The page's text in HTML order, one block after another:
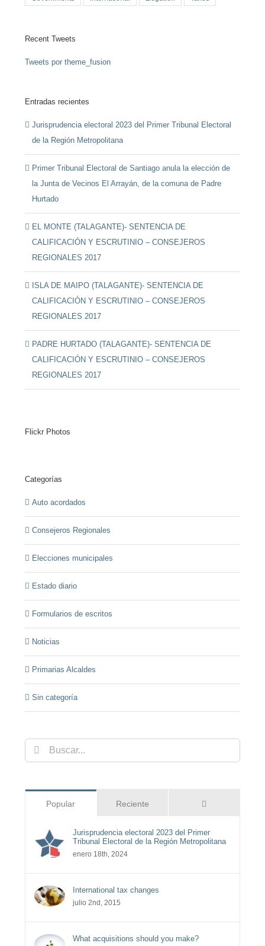
Recent Tweets
Tweets por theme_fusion
Entradas recientes
Jurisprudencia electoral 2023 del Primer Tribunal Electoral
de la Región Metropolitana
Primer Tribunal Electoral de Santiago anula la elección de
la Junta de Vecinos El Arrayán, de la comuna de Padre
Hurtado
EL MONTE (TALAGANTE)- SENTENCIA DE
CALIFICACIÓN Y ESCRUTINIO – CONSEJEROS
REGIONALES 2017
ISLA DE MAIPO (TALAGANTE)- SENTENCIA DE
CALIFICACIÓN Y ESCRUTINIO – CONSEJEROS
REGIONALES 2017
PADRE HURTADO (TALAGANTE)- SENTENCIA DE
CALIFICACIÓN Y ESCRUTINIO – CONSEJEROS
REGIONALES 2017
Flickr Photos
Categorías
Auto acordados
Consejeros Regionales
Elecciones municipales
Estado diario
Formularios de escritos
Noticias
Primarias Alcaldes
Sin categoría
Buscar:
Popular Reciente
Jurisprudencia electoral 2023 del Primer
Tribunal Electoral de la Región Metropolitana
enero 18th, 2024
International tax changes
julio 2nd, 2015
What acquisitions should you make?